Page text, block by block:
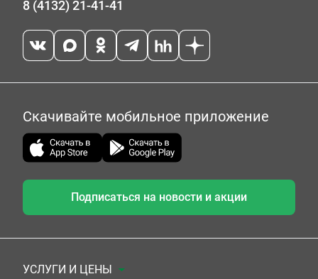
8 (4132) 21-41-41
Скачивайте мобильное приложение
Подписаться на новости и акции
УСЛУГИ И ЦЕНЫ